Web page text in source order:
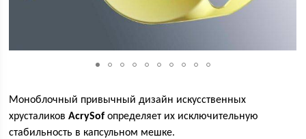
Моноблочный привычный дизайн искусственных
хрусталиковAcrySof определяет их исключительную
стабильность в капсульном мешке.